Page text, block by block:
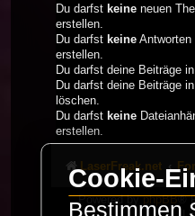
Du darfst keine neuen
erstellen.
Du darfst keine Antworten
erstellen.
Du darfst deine Beiträge
Du darfst deine Beiträge
löschen.
Du darfst keine
erstellen.
LaserFreak.net
Powered byphpBB®
Cookie-
Bestimmen